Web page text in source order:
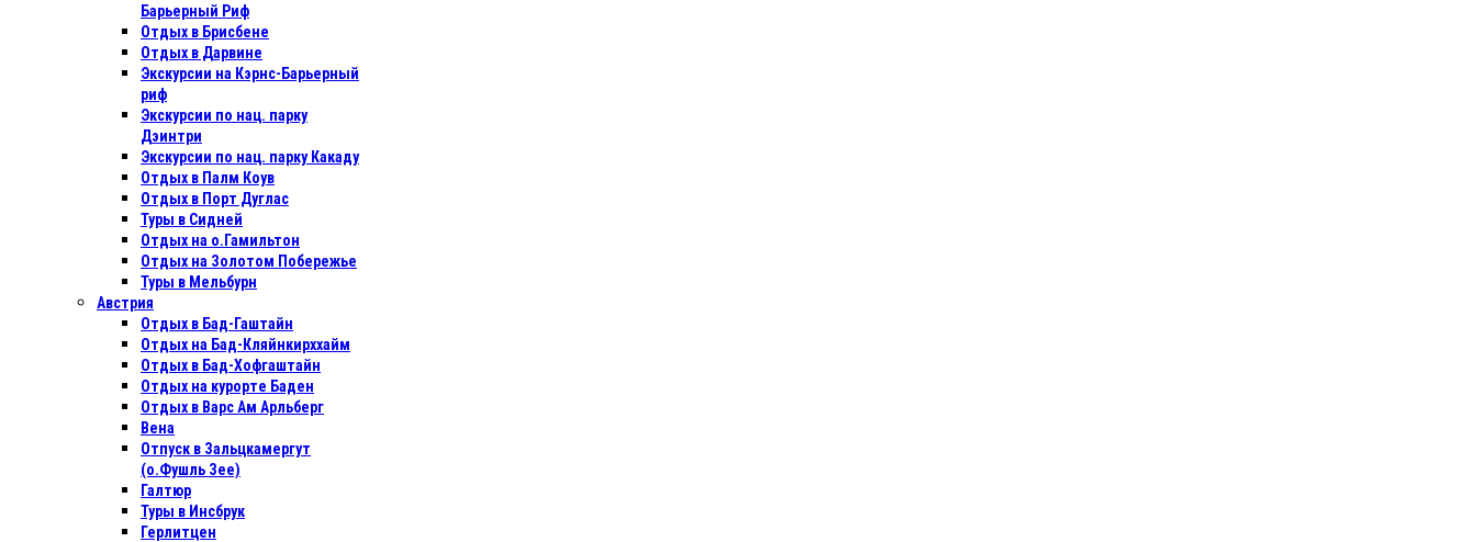
Барьерный Риф
Отдых в Бриcбене
Отдых в Дарвине
Экскурсии на Кэрнс-Барьерный
риф
Экскурсии по нац. парку
Дэинтри
Экскурсии по нац. парку Какаду
Отдых в Палм Коув
Отдых в Порт Дуглас
Туры в Сидней
Отдых на о.Гамильтон
Отдых на Золотом Побережье
Туры в Мельбурн
Австрия
Отдых в Бад-Гаштайн
Отдых на Бад-Кляйнкирххайм
Отдых в Бад-Хофгаштайн
Отдых на курорте Баден
Отдых в Варс Ам Арльберг
Вена
Отпуск в Зальцкамергут
(о.Фушль Зее)
Галтюр
Туры в Инсбрук
Герлитцен